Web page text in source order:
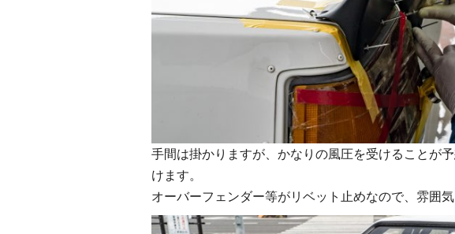
手間は掛かりますが、かなりの風圧を受けることが
けます。
オーバーフェンダー等がリベット止めなので、雰囲